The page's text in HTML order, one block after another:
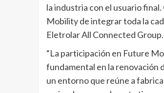
la industria con el usuario
Mobility de integrar toda la
Eletrolar All Connected Group.
“La participación en Future
fundamental en la renovación
un entorno que reúne a